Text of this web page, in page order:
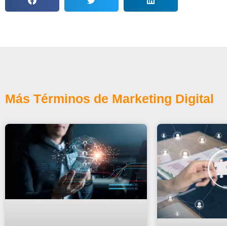
Más Términos de Marketing Digital